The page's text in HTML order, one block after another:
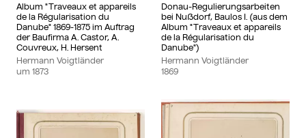
Album "Traveaux et appareils
de la Régularisation du
Danube" 1869-1875 im Auftrag
der Baufirma A. Castor, A.
Couvreux, H. Hersent
Hermann Voigtländer
um 1873
Donau-Regulierungsarbeiten
bei Nußdorf, Baulos I. (aus dem
Album "Traveaux et appareils
de la Régularisation du
Danube")
Hermann Voigtländer
1869